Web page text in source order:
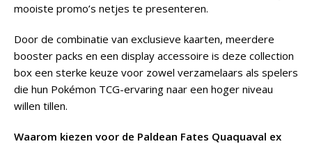
mooiste promo’s netjes te presenteren.
Door de combinatie van exclusieve kaarten, meerdere
booster packs en een display accessoire is deze collection
box een sterke keuze voor zowel verzamelaars als spelers
die hun Pokémon TCG-ervaring naar een hoger niveau
willen tillen.
Waarom kiezen voor de Paldean Fates Quaquaval ex